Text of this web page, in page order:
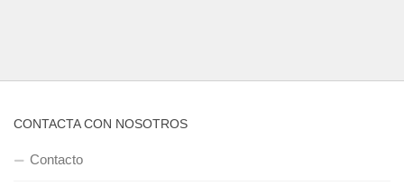
CONTACTA CON NOSOTROS
Contacto